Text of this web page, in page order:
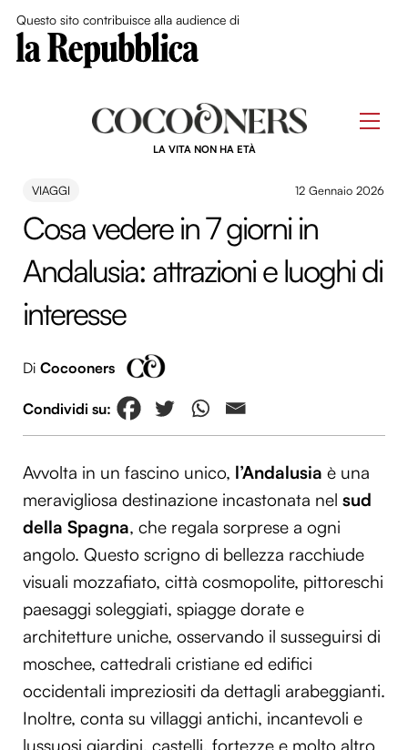
Questo sito contribuisce alla audience di
LA VITA NON HA ETÀ
VIAGGI 12 Gennaio 2026
Cosa vedere in 7 giorni in
Andalusia: attrazioni e luoghi di
interesse
Di Cocooners
Avvolta in un fascino unico, l’Andalusia è una
meravigliosa destinazione incastonata nel sud
della Spagna, che regala sorprese a ogni
angolo. Questo scrigno di bellezza racchiude
visuali mozzafiato, città cosmopolite, pittoreschi
paesaggi soleggiati, spiagge dorate e
architetture uniche, osservando il susseguirsi di
moschee, cattedrali cristiane ed edifici
occidentali impreziositi da dettagli arabeggianti.
Inoltre, conta su villaggi antichi, incantevoli e
lussuosi giardini, castelli, fortezze e molto altro